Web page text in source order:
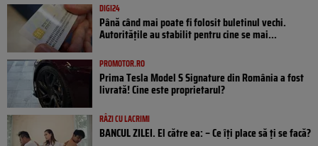
DIGI24
Până când mai poate fi folosit buletinul vechi.
Autoritățile au stabilit pentru cine se mai...
PROMOTOR.RO
Prima Tesla Model S Signature din România a fost
livrată! Cine este proprietarul?
RÂZI CU LACRIMI
BANCUL ZILEI. El către ea: – Ce îți place să ți se facă?